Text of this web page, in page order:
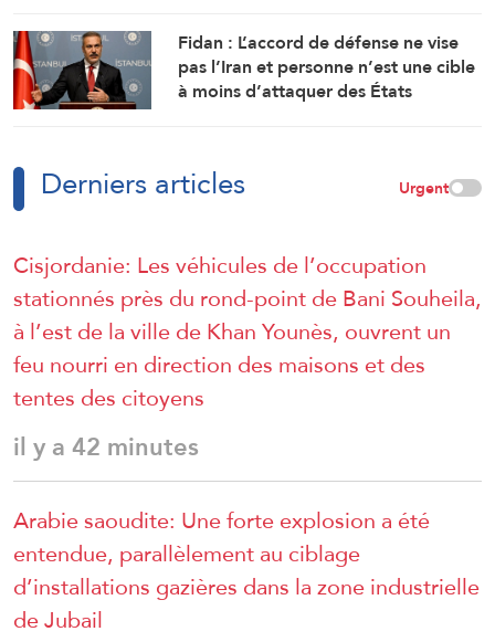
Fidan : L’accord de défense ne vise
pas l’Iran et personne n’est une cible
à moins d’attaquer des États
Derniers articles Urgent
Cisjordanie: Les véhicules de l’occupation
stationnés près du rond-point de Bani Souheila,
à l’est de la ville de Khan Younès, ouvrent un
feu nourri en direction des maisons et des
tentes des citoyens
il y a 42 minutes
Arabie saoudite: Une forte explosion a été
entendue, parallèlement au ciblage
d’installations gazières dans la zone industrielle
de Jubail